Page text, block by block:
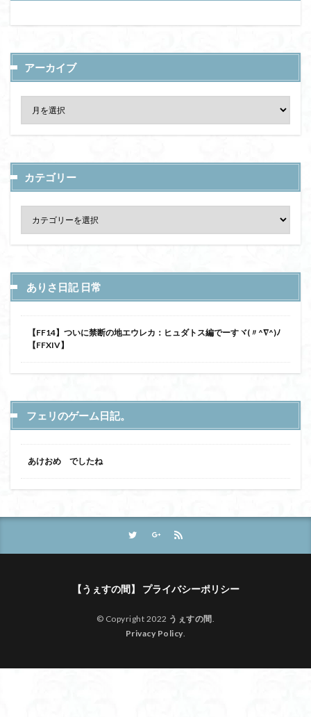
アーカイブ
カテゴリー
ありさ日記 日常
【FF14】ついに禁断の地エウレカ：ヒュダトス編でーすヾ(〃^∇^)ﾉ
【FFXIV】
フェリのゲーム日記。
あけおめ でしたね
【うぇすの間】 プライバシーポリシー
© Copyright 2022 うぇすの間.
Privacy Policy.